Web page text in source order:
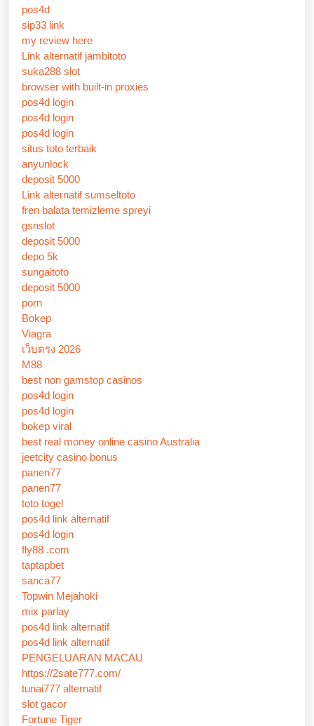
pos4d
sip33 link
my review here
Link alternatif jambitoto
suka288 slot
browser with built-in proxies
pos4d login
pos4d login
pos4d login
situs toto terbaik
anyunlock
deposit 5000
Link alternatif sumseltoto
fren balata temizleme spreyi
gsnslot
deposit 5000
depo 5k
sungaitoto
deposit 5000
porn
Bokep
Viagra
เว็บตรง 2026
M88
best non gamstop casinos
pos4d login
pos4d login
bokep viral
best real money online casino Australia
jeetcity casino bonus
panen77
panen77
toto togel
pos4d link alternatif
pos4d login
fly88 .com
taptapbet
sanca77
Topwin Mejahoki
mix parlay
pos4d link alternatif
pos4d link alternatif
PENGELUARAN MACAU
https://2sate777.com/
tunai777 alternatif
slot gacor
Fortune Tiger